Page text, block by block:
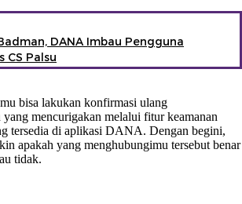
DANA Imbau Pengguna
CS Palsu
bisa lakukan konfirmasi ulang
mencurigakan melalui fitur keamanan
tersedia di aplikasi DANA. Dengan begini,
apakah yang menghubungimu tersebut benar
tidak.